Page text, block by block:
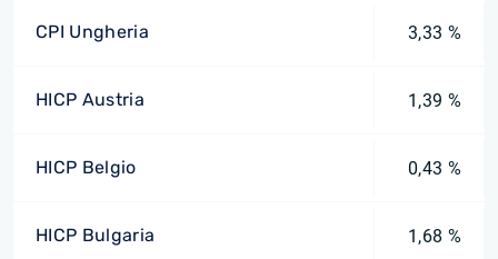
CPI Ungheria 3,33 %
HICP Austria 1,39 %
HICP Belgio 0,43 %
HICP Bulgaria 1,68 %